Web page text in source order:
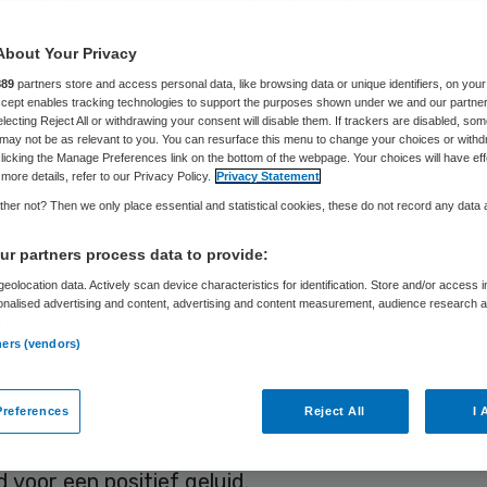
wat weerstand tegen het wetsvoorstel BIG II.
dat er sprake is van een degradatie van een
die bang zijn dat ze taken verliezen. Inservice-
die vrezen voor een lange opleiding,
om regieverpleegkundige te zijn.
Wet BIG II, inclusief overgangsregeling, nou
in de professie van verpleegkundige? In
Ziekenhuis vinden we beslist van niet. Een eigen
voor opleiden, laat zien dat er voor
voor een positief geluid.
Your Privacy
partners store and access personal data, like browsing data or unique identifiers, on your
enables tracking technologies to support the purposes shown under we and our
Reject All or withdrawing your consent will disable them. If trackers are disabled,
not be as relevant to you. You can resurface this menu to change your choices or
the Manage Preferences link on the bottom of the webpage. Your choices will have
details, refer to our Privacy Policy. Privacy Statement
not? Then we only place essential and statistical cookies, these do not record any data
partners process data to provide:
data. Actively scan device characteristics for identification. Store and/or access
advertising and content, advertising and content measurement, audience research
(vendors)
Reject All I